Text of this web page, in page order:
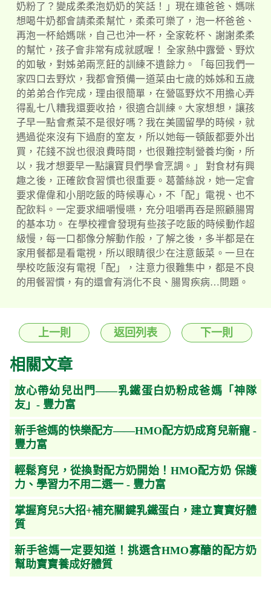
奶粉了？變成柔柔泡奶奶的笑話！」現在連爸爸、媽咪
想喝牛奶都會請柔柔幫忙，柔柔可樂了，泡一杯爸爸、
再泡一杯給媽咪，自己也沖一杯，全家乾杯、謝謝柔柔
的幫忙，孩子會非常有成就感喔！ 全家熱中露營、野炊
的如敏，對姊弟兩烹飪的訓練不遺餘力。「每回我們一
家四口去野炊，我都會預備一道菜由七歲的姊姊和五歲
的弟弟合作完成，理由很簡單，在營區野炊不用擔心弄
得亂七八糟我還要收拾，很適合訓練。大家想想，讓孩
子早一點會煮菜不是很好嗎？我在美國留學的時候，就
遇過從來沒有下過廚的室友，所以她每一頓飯都要外出
買，花錢不說也很浪費時間，也很難控制營養均衡，所
以，我才想要早一點讓寶貝們學會烹調。」 對食材有興
趣之後，正確飲食習慣也很重要。葛蕾絲說，她一定會
要求偉偉和小朋吃飯的時候專心，不「配」電視、也不
配飲料。一定要求細嚼慢嚥，充分咀嚼再吞是照顧腸胃
的基本功。 在學校裡會發現有些孩子吃飯的時候動作超
級慢，每一口都像分解動作般，了解之後，多半都是在
家用餐都是看電視，所以眼睛很少在注意飯菜。一旦在
學校吃飯沒有電視「配」，注意力很難集中，都是不良
的用餐習慣，有的還會有消化不良、腸胃疾病…問題。
上一則 返回列表 下一則
相關文章
放心帶幼兒出門——乳鐵蛋白奶粉成爸媽「神隊
友」- 豐力富
新手爸媽的快樂配方——HMO配方奶成育兒新寵 -
豐力富
輕鬆育兒，從換對配方奶開始！HMO配方奶 保護
力、學習力不用二選一 - 豐力富
掌握育兒5大招+補充關鍵乳鐵蛋白，建立寶寶好體
質
新手爸媽一定要知道！挑選含HMO寡醣的配方奶
幫助寶寶養成好體質